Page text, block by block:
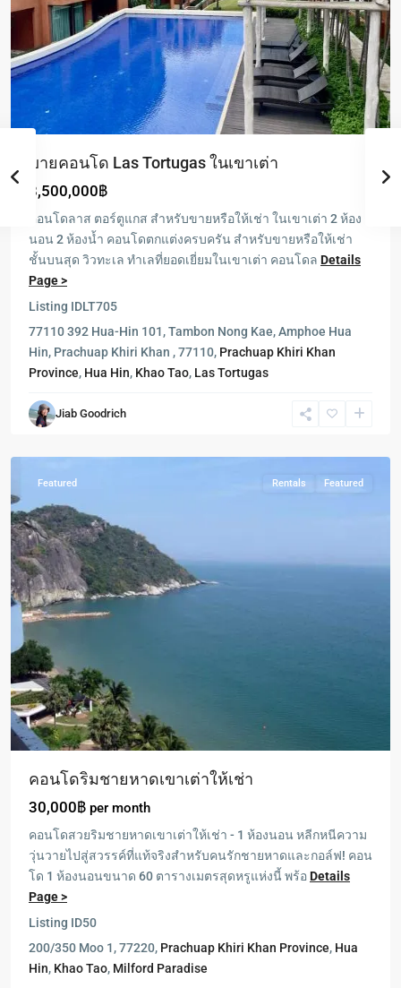
ขายคอนโด Las Tortugas ในเขาเต่า
8,500,000฿
คอนโดลาส ตอร์ตูแกส สำหรับขายหรือให้เช่า ในเขาเต่า 2 ห้อง
นอน 2 ห้องน้ำ คอนโดตกแต่งครบครัน สำหรับขายหรือให้เช่า
ชั้นบนสุด วิวทะเล ทำเลที่ยอดเยี่ยมในเขาเต่า คอนโดล Details
Page >
Listing IDLT705
77110 392 Hua-Hin 101, Tambon Nong Kae, Amphoe Hua
Hin, Prachuap Khiri Khan , 77110, Prachuap Khiri Khan
Province, Hua Hin, Khao Tao, Las Tortugas
Jiab Goodrich
Milford
Paradise,
Hua
Hin
Khao
Featured Rentals Featured
คอนโดริมชายหาดเขาเต่าให้เช่า
30,000฿ per month
คอนโดสวยริมชายหาดเขาเต่าให้เช่า - 1 ห้องนอน หลีกหนีความ
วุ่นวายไปสู่สวรรค์ที่แท้จริงสำหรับคนรักชายหาดและกอล์ฟ! คอน
โด 1 ห้องนอนขนาด 60 ตารางเมตรสุดหรูแห่งนี้ พร้อDetails
Page >
Listing ID50
200/350 Moo 1, 77220, Prachuap Khiri Khan Province, Hua
Hin, Khao Tao, Milford Paradise
Blue
Lagoon
Am
-
ชา